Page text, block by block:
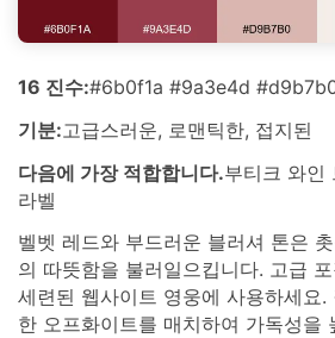
16 진수:#6b0f1a #9a3e4d
기분:고급스러운, 로맨틱한, 접지된
다음에 가장 적합합니다.부티크 와인
라벨
벨벳 레드와 부드러운 블러셔 톤은
의 따뜻함을 불러일으킵니다. 고급
세련된 웹사이트 영웅에 사용하세요.
한 오프화이트를 매치하여 가독성을